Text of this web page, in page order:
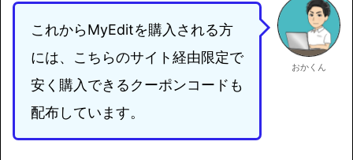
これからMyEditを購入される方
には、こちらのサイト経由限定で
安く購入できるクーポンコードも
配布しています。
おかくん